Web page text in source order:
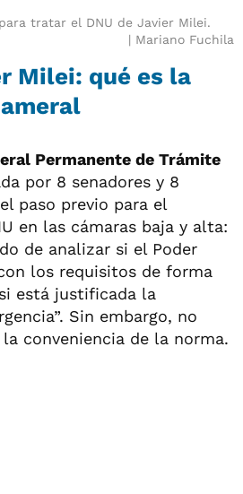
tratar el DNU de Javier Milei.
Mariano Fuchila
Milei: qué es la
Permanente de Trámite
por 8 senadores y 8
paso previo para el
en las cámaras baja y alta:
de analizar si el Poder
los requisitos de forma
está justificada la
Sin embargo, no
conveniencia de la norma.